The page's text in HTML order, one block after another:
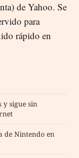
de Yahoo. Se
para
rápido en
y sigue sin
de Nintendo en